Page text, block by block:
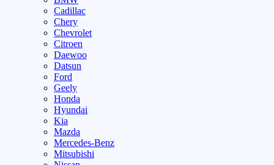
Cadillac
Chery
Chevrolet
Citroen
Daewoo
Datsun
Ford
Geely
Honda
Hyundai
Kia
Mazda
Mercedes-Benz
Mitsubishi